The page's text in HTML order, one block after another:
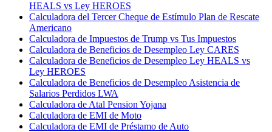
HEALS vs Ley HEROES
Calculadora del Tercer Cheque de Estímulo Plan de Rescate
Americano
Calculadora de Impuestos de Trump vs Tus Impuestos
Calculadora de Beneficios de Desempleo Ley CARES
Calculadora de Beneficios de Desempleo Ley HEALS vs
Ley HEROES
Calculadora de Beneficios de Desempleo Asistencia de
Salarios Perdidos LWA
Calculadora de Atal Pension Yojana
Calculadora de EMI de Moto
Calculadora de EMI de Préstamo de Auto